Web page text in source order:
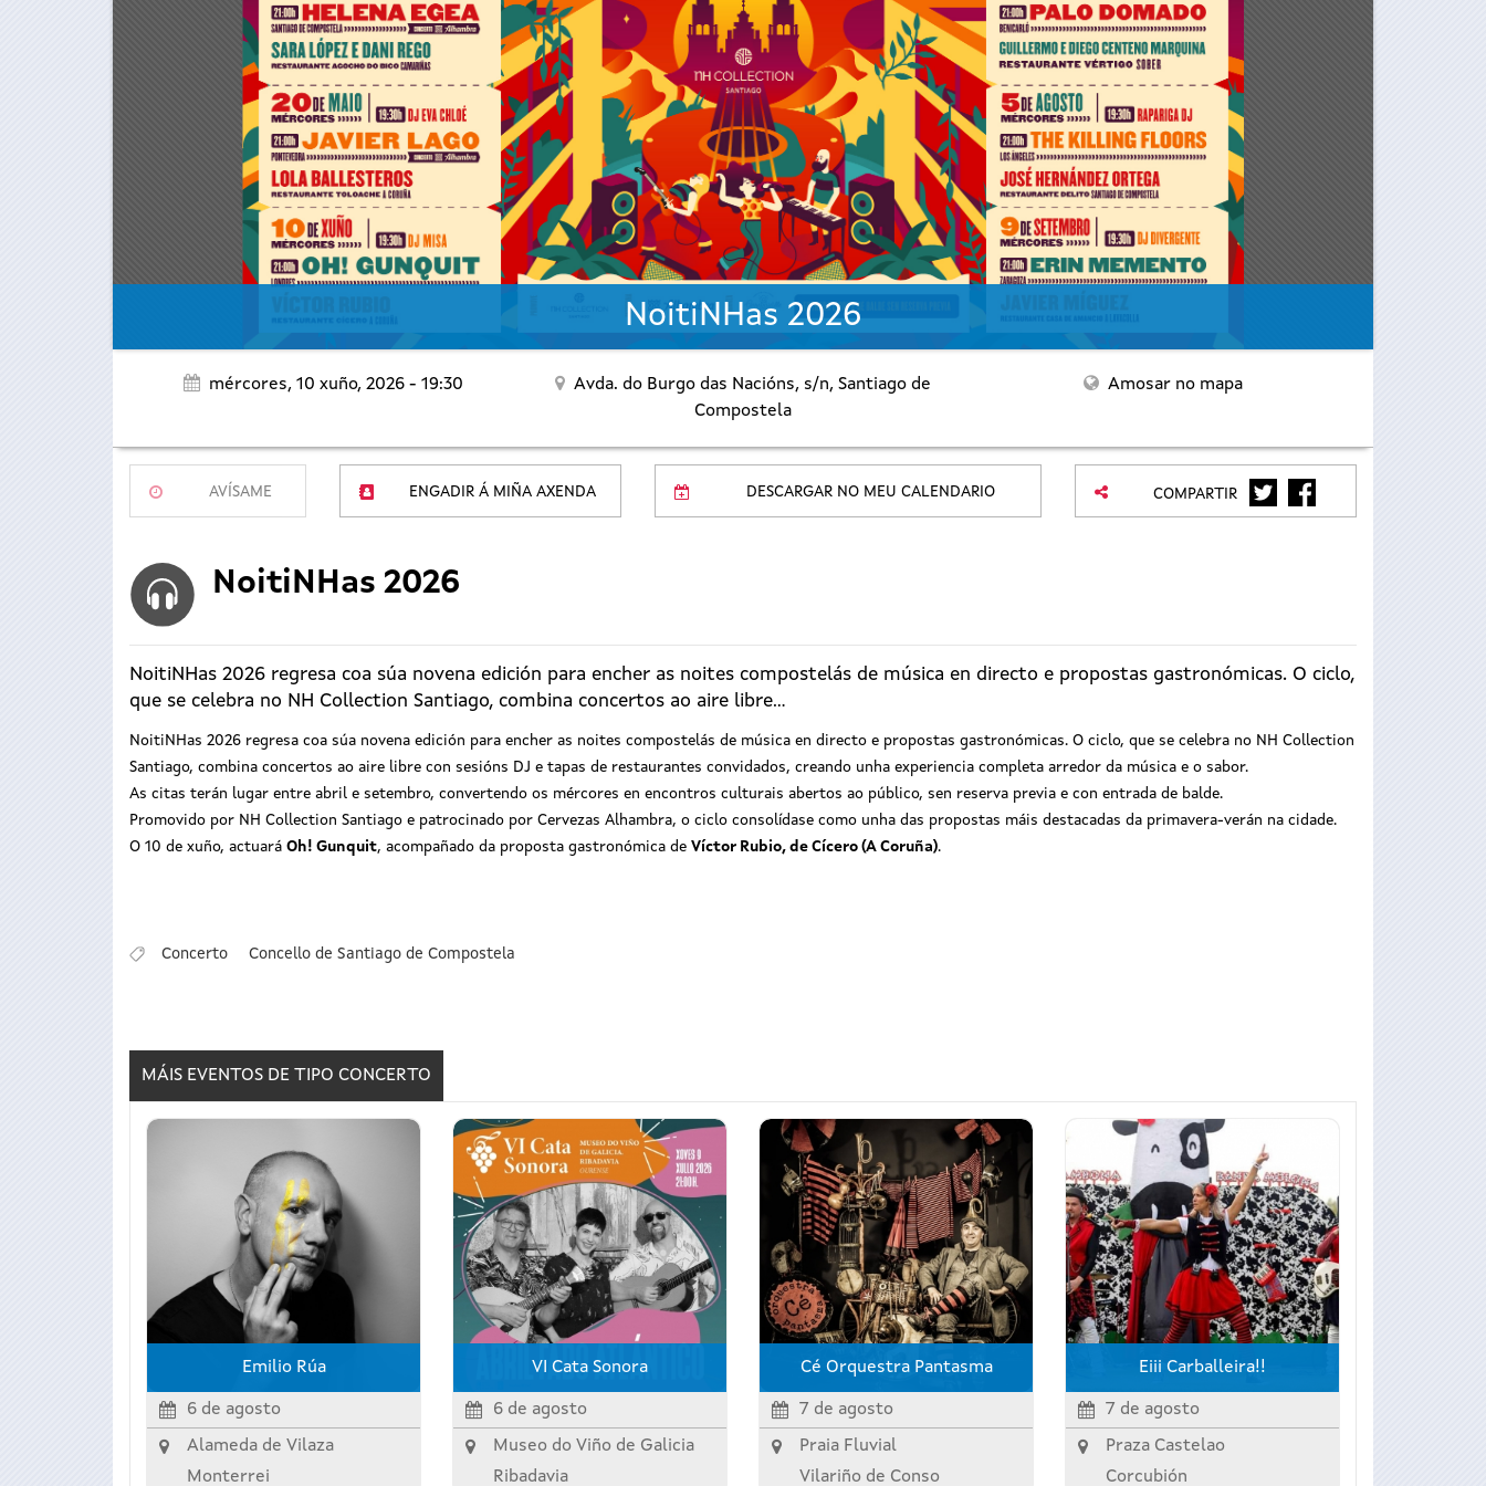
NoitiNHas 2026
mércores, 10 xuño, 2026 - 19:30 Avda. do Burgo das Nacións, s/n, Santiago de
Compostela
Amosar no mapa
AVÍSAME ENGADIR Á MIÑA AXENDA DESCARGAR NO MEU CALENDARIO COMPARTIR TWITTERFACEBOOK
NoitiNHas 2026
NoitiNHas 2026 regresa coa súa novena edición para encher as noites compostelás de música en directo e propostas gastronómicas. O ciclo,
que se celebra no NH Collection Santiago, combina concertos ao aire libre...
NoitiNHas 2026 regresa coa súa novena edición para encher as noites compostelás de música en directo e propostas gastronómicas. O ciclo, que se celebra no NH Collection
Santiago, combina concertos ao aire libre con sesións DJ e tapas de restaurantes convidados, creando unha experiencia completa arredor da música e o sabor.
As citas terán lugar entre abril e setembro, convertendo os mércores en encontros culturais abertos ao público, sen reserva previa e con entrada de balde.
Promovido por NH Collection Santiago e patrocinado por Cervezas Alhambra, o ciclo consolídase como unha das propostas máis destacadas da primavera-verán na cidade.
O 10 de xuño, actuará Oh! Gunquit, acompañado da proposta gastronómica de Víctor Rubio, de Cícero (A Coruña).
Concerto Concello de Santiago de Compostela
MÁIS EVENTOS DE TIPO CONCERTO
Emilio Rúa
6 de agosto
Alameda de Vilaza
Monterrei
VI Cata Sonora
6 de agosto
Museo do Viño de Galicia
Ribadavia
Cé Orquestra Pantasma
7 de agosto
Praia Fluvial
Vilariño de Conso
Eiii Carballeira!!
7 de agosto
Praza Castelao
Corcubión